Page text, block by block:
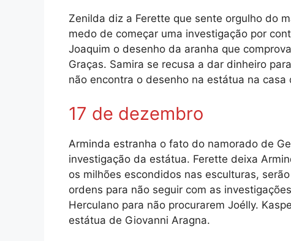
Zenilda diz a Ferette que sente orgulho do
medo de começar uma investigação por
Joaquim o desenho da aranha que
Graças. Samira se recusa a dar dinheiro
não encontra o desenho na estátua na
17 de dezembro
Arminda estranha o fato do namorado de
investigação da estátua. Ferette deixa
os milhões escondidos nas esculturas,
ordens para não seguir com as
Herculano para não procurarem Joélly.
estátua de Giovanni Aragna.